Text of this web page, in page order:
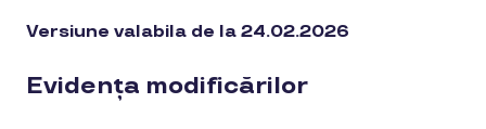
Versiune valabila de la 24.02.2026
Evidența modificărilor